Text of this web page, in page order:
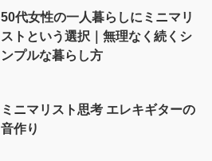
50代女性の一人暮らしにミニマリ
ストという選択｜無理なく続くシ
ンプルな暮らし方
ミニマリスト思考 エレキギターの
音作り